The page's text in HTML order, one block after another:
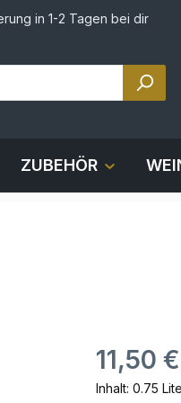
in 1-2 Tagen bei dir
ZUBEHÖR
11,50 €
Inhalt: 0.75